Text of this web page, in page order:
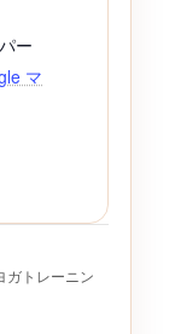
ー
マ
ガトレーニン